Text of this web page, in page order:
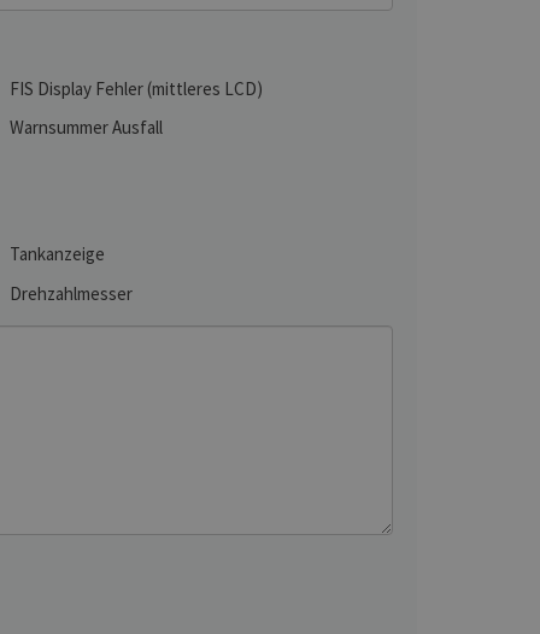
FIS Display Fehler (mittleres LCD)
Warnsummer Ausfall
Tankanzeige
Drehzahlmesser